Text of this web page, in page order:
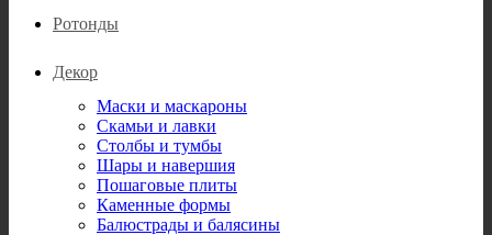
Ротонды
Декор
Маски и маскароны
Скамьи и лавки
Столбы и тумбы
Шары и навершия
Пошаговые плиты
Каменные формы
Балюстрады и балясины